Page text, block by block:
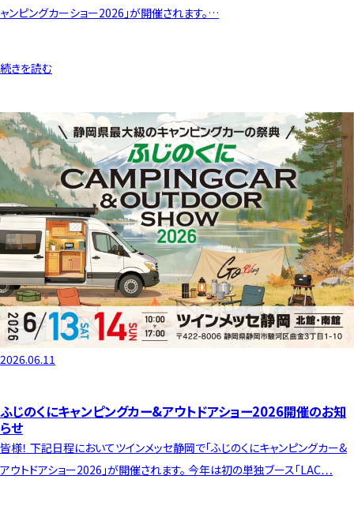
ャンピングカーショー2026」が開催されます。…
続きを読む
2026.06.11
ふじのくにキャンピングカー&アウトドアショー2026開催のお知
らせ
皆様！ 下記日程においてツインメッセ静岡で「ふじのくにキャンピングカー&
アウトドアショー2026」が開催されます。 今年は初の単独ブース「LAC…